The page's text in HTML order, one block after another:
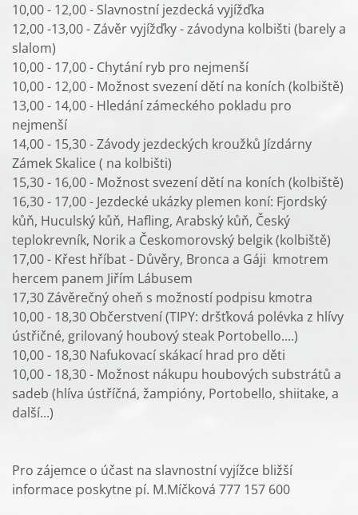
10,00 - 12,00 - Slavnostní jezdecká vyjížďka
12,00 -13,00 - Závěr vyjížďky - závodyna kolbišti (barely a
slalom)
10,00 - 17,00 - Chytání ryb pro nejmenší
10,00 - 12,00 - Možnost svezení dětí na koních (kolbiště)
13,00 - 14,00 - Hledání zámeckého pokladu pro
nejmenší
14,00 - 15,30 - Závody jezdeckých kroužků Jízdárny
Zámek Skalice ( na kolbišti)
15,30 - 16,00 - Možnost svezení dětí na koních (kolbiště)
16,30 - 17,00 - Jezdecké ukázky plemen koní: Fjordský
kůň, Huculský kůň, Hafling, Arabský kůň, Český
teplokrevník, Norik a Českomorovský belgik (kolbiště)
17,00 - Křest hříbat - Důvěry, Bronca a Gáji kmotrem
hercem panem Jiřím Lábusem
17,30 Závěrečný oheň s možností podpisu kmotra
10,00 - 18,30 Občerstvení (TIPY: dršťková polévka z hlívy
ústřičné, grilovaný houbový steak Portobello....)
10,00 - 18,30 Nafukovací skákací hrad pro děti
10,00 - 18,30 - Možnost nákupu houbových substrátů a
sadeb (hlíva ústříčná, žampióny, Portobello, shiitake, a
další...)
Pro zájemce o účast na slavnostní vyjížce bližší
informace poskytne pí. M.Míčková 777 157 600